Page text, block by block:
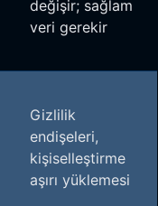
değişir; sağlam
veri gerekir
Gizlilik
endişeleri,
kişiselleştirme
aşırı yüklemesi